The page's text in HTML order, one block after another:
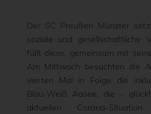
Der SC Preußen Münster
soziale und gesellschaftliche
füllt diese, gemeinsam mit
Am Mittwoch besuchten die
vierten Mal in Folge die
Blau-Weiß Aasee, die –
aktuellen Corona-